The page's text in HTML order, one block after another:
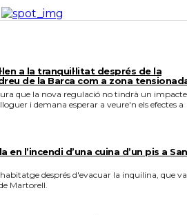
a la tranquil·litat després de la
de la Barca com a zona
que la nova regulació no tindrà un impacte
i demana esperar a veure'n els efectes a
en l’incendi d’una cuina d’un pis a
després d'evacuar la inquilina, que va
Martorell.